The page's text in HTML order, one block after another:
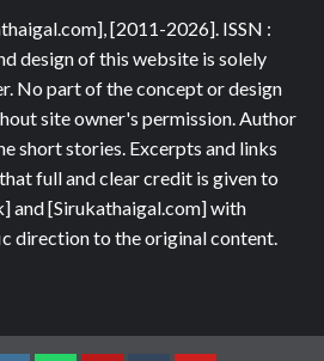
[2011-2026]. ISSN :
design of this website is solely
No part of the concept or design
site owner's permission. Author
short stories. Excerpts and links
full and clear credit is given to
and [Sirukathaigal.com] with
direction to the original content.